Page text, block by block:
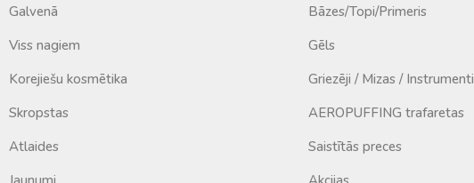
Galvenā
Viss nagiem
Korejiešu kosmētika
Skropstas
Atlaides
Bāzes/Topi/Primeris
Gēls
Griezēji / Mizas / Instrumenti
AEROPUFFING trafaretas
Saistītās preces